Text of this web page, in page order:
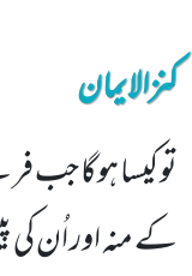
کنزالایمان
تو کیسا ہوگا
کے منہ اور اُن